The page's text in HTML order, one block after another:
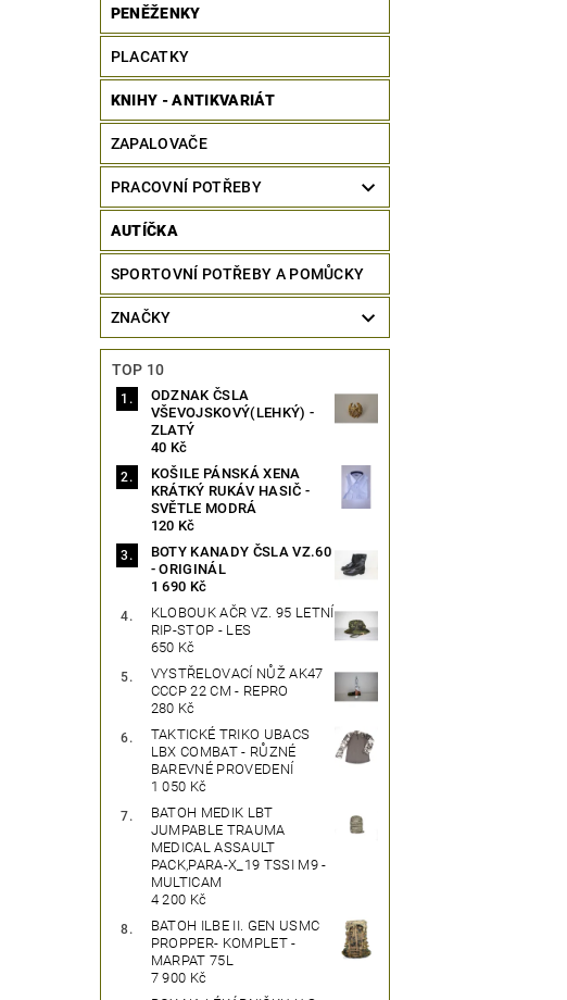
PENĚŽENKY
PLACATKY
KNIHY - ANTIKVARIÁT
ZAPALOVAČE
PRACOVNÍ POTŘEBY
AUTÍČKA
SPORTOVNÍ POTŘEBY A POMŮCKY
ZNAČKY
TOP 10
ODZNAK ČSLA
VŠEVOJSKOVÝ(LEHKÝ) -
ZLATÝ
40 Kč
KOŠILE PÁNSKÁ XENA
KRÁTKÝ RUKÁV HASIČ -
SVĚTLE MODRÁ
120 Kč
BOTY KANADY ČSLA VZ.60
- ORIGINÁL
1 690 Kč
KLOBOUK AČR VZ. 95 LETNÍ
RIP-STOP - LES
650 Kč
VYSTŘELOVACÍ NŮŽ AK47
CCCP 22 CM - REPRO
280 Kč
TAKTICKÉ TRIKO UBACS
LBX COMBAT - RŮZNÉ
BAREVNÉ PROVEDENÍ
1 050 Kč
BATOH MEDIK LBT
JUMPABLE TRAUMA
MEDICAL ASSAULT
PACK,PARA-X_19 TSSI M9 -
MULTICAM
4 200 Kč
BATOH ILBE II. GEN USMC
PROPPER- KOMPLET -
MARPAT 75L
7 900 Kč